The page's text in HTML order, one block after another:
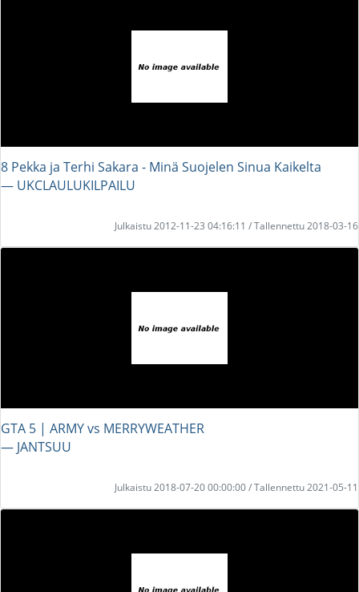
8 Pekka ja Terhi Sakara - Minä Suojelen Sinua Kaikelta
― UKCLAULUKILPAILU
Julkaistu 2012-11-23 04:16:11 / Tallennettu 2018-03-16
GTA 5 | ARMY vs MERRYWEATHER
― JANTSUU
Julkaistu 2018-07-20 00:00:00 / Tallennettu 2021-05-11